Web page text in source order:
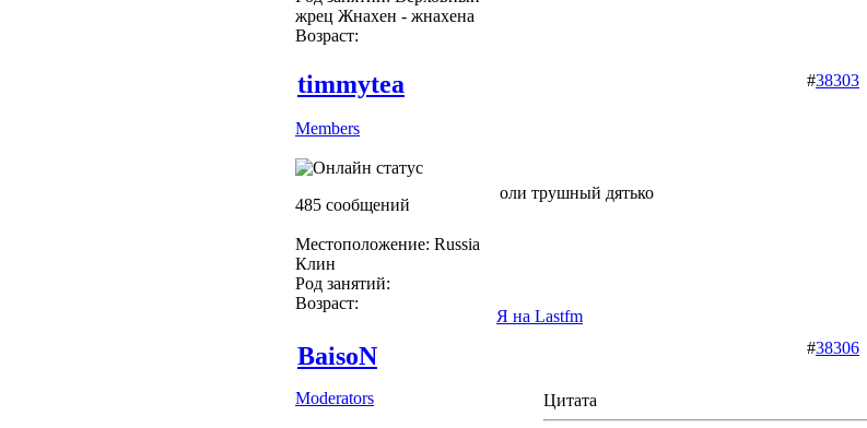
жрец Жнахен - жнахена
Возраст:
timmytea
Members
485 сообщений
Местоположение: Russia
Клин
Род занятий:
Возраст:
#38303
оли трушный дятько
Я на Lastfm
BaisoN
Moderators
#38306
Цитата